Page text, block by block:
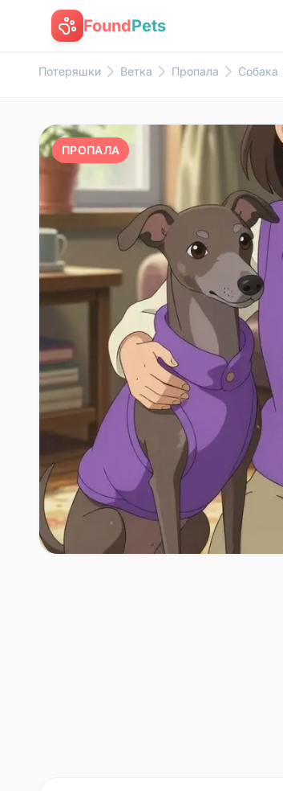
FoundPets
Потеряшки Ветка Пропала Собака
ПРОПАЛА